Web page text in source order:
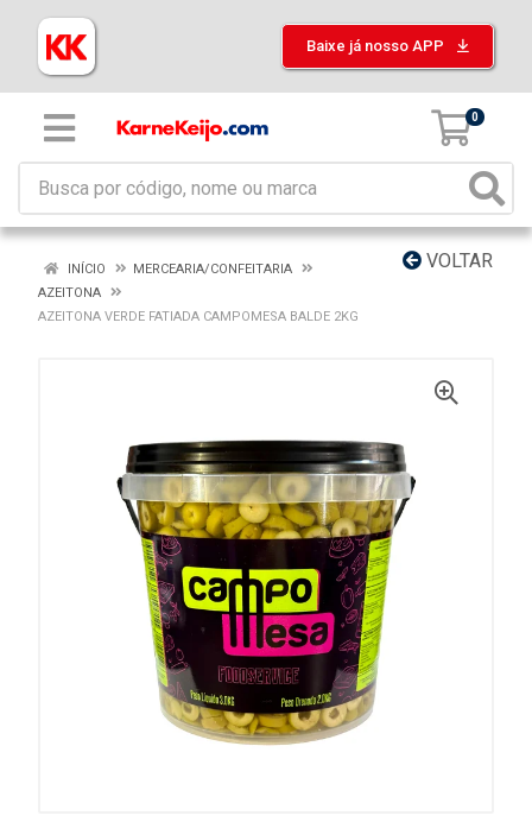
Baixe já nosso APP
0
VOLTAR
INÍCIO
MERCEARIA/CONFEITARIA
AZEITONA
AZEITONA VERDE FATIADA CAMPOMESA BALDE 2KG